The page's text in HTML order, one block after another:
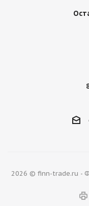
2026 © finn-trade.ru -